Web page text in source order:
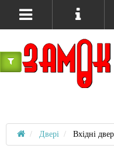
Двері Вхідні